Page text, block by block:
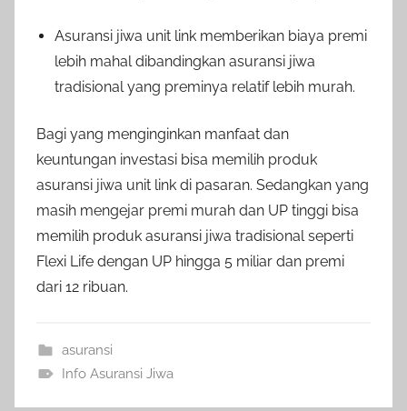
Asuransi jiwa unit link memberikan biaya premi
lebih mahal dibandingkan asuransi jiwa
tradisional yang preminya relatif lebih murah.
Bagi yang menginginkan manfaat dan
keuntungan investasi bisa memilih produk
asuransi jiwa unit link di pasaran. Sedangkan yang
masih mengejar premi murah dan UP tinggi bisa
memilih produk asuransi jiwa tradisional seperti
Flexi Life dengan UP hingga 5 miliar dan premi
dari 12 ribuan.
asuransi
Info Asuransi Jiwa